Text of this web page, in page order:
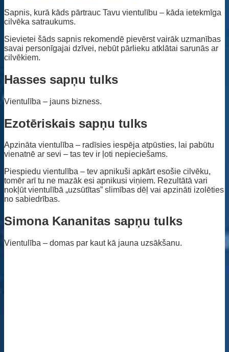
Sapnis, kurā kāds pārtrauc Tavu vientulību – kāda ietekmīga
cilvēka satraukums.
Sievietei šāds sapnis rekomendē pievērst vairāk uzmanības
savai personīgajai dzīvei, nebūt pārlieku atklātai sarunās ar
cilvēkiem.
Hasses sapņu tulks
Vientulība – jauns bizness.
Ezotēriskais sapņu tulks
Apzināta vientulība – radīsies iespēja atpūsties, lai pabūtu
vienatnē ar sevi – tas tev ir ļoti nepieciešams.
Piespiedu vientulība – tev apnikuši apkārt esošie cilvēku,
tomēr arī tu ne mazāk esi apnikusi viņiem. Rezultātā vari
nokļūt vientulībā „uzsūtītas” slimības dēļ vai apzināti izolēties
no sabiedrības.
Simona Kananitas sapņu tulks
Vientulība – domas par kaut kā jauna uzsākšanu.